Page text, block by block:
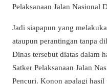
Pelaksanaan Jalan Nasional
Jadi siapapun yang
ataupun perantingan tanpa
Dinas tersebut diatas dalam
Satker Pelaksanaan Jalan
Pencuri. Konon apalagi hasil